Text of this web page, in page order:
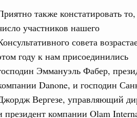
также констатировать
участников нашего
совета
году к нам присоединились
Эммануэль Фабер,
Danone, и господин
Вергезе, управляющий
президент компании Olam
бензина и дизельного топлива
провёл совещание по
политика, рынок жилья
Первые проекты
и Новороссии